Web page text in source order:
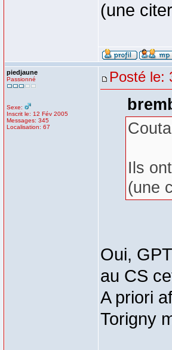
(une
piedjaune
Passionné
Sexe:
Inscrit le: 12 Fév 2005
Messages: 345
Localisation: 67
Posté le:
Ils
(une
Oui,
au CS
A priori
Torigny